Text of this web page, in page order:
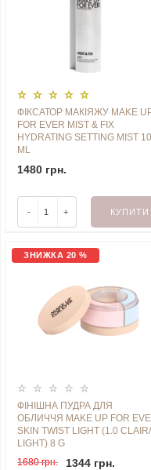
ФІКСАТОР МАКІЯЖУ MAKE
FOR EVER MIST & FIX
HYDRATING SETTING MIST
ML
1480 грн.
- + КУПИТИ
ЗНИЖКА 20 %
ФІНІШНА ПУДРА ДЛЯ
ОБЛИЧЧЯ MAKE UP FOR
SKIN TWIST LIGHT (1.0 CLAIR/
LIGHT) 8 G
1680 грн.
1344 грн.